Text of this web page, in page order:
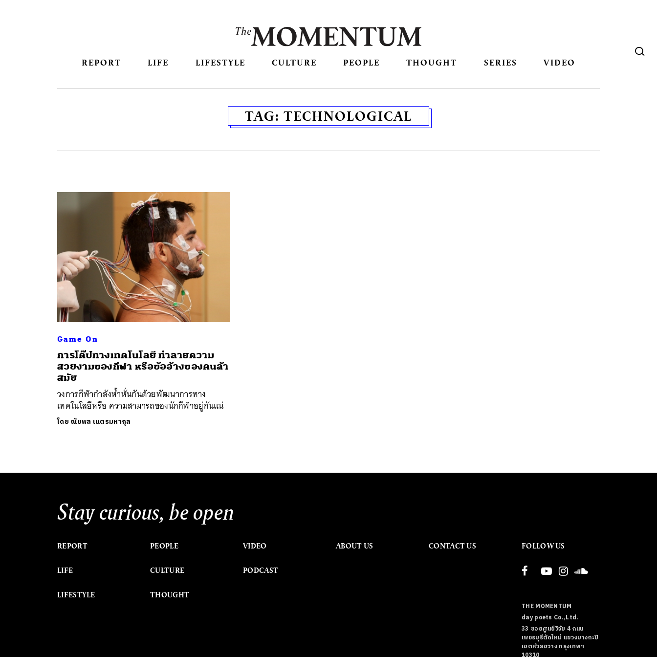
REPORT LIFE LIFESTYLE CULTURE PEOPLE THOUGHT SERIES VIDEO
TAG: TECHNOLOGICAL
Game On
การโด๊ปทางเทคโนโลยี ทำลายความ
สวยงามของกีฬา หรือข้ออ้างของคนล้า
สมัย
วงการกีฬากำลังห้ำหั่นกันด้วยพัฒนาการทาง
เทคโนโลยีหรือ ความสามารถของนักกีฬาอยู่กันแน่
โดย ณัชพล เนตรมหากุล
Stay curious, be open
REPORT
LIFE
LIFESTYLE
PEOPLE
CULTURE
THOUGHT
VIDEO
PODCAST
ABOUT US CONTACT US FOLLOW US
THE MOMENTUM
day poets Co.,Ltd.
33 ซอยศูนย์วิจัย 4 ถนน
เพชรบุรีตัดใหม่ แขวงบางกะปิ
เขตห้วยขวาง กรุงเทพฯ
ค้นหา